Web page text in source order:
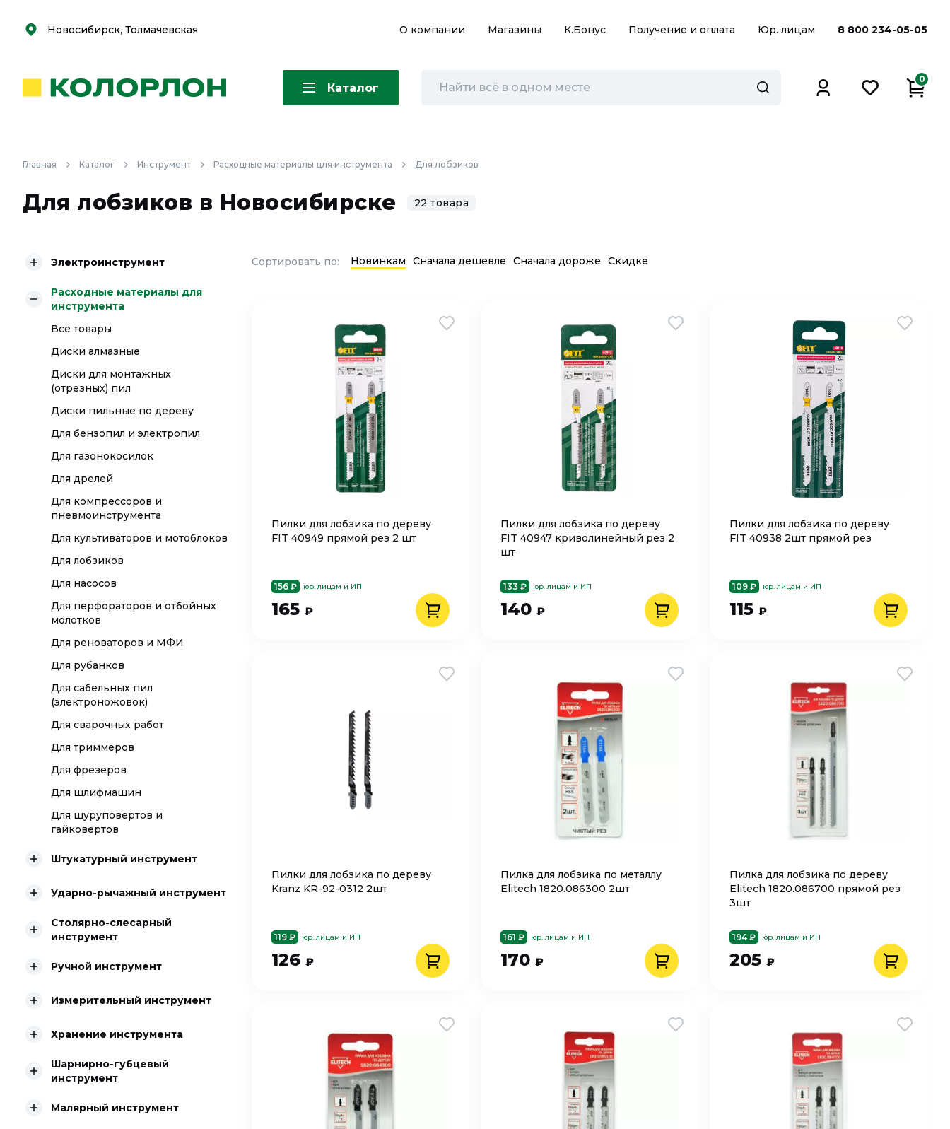
Скоро
Скоро
Новосибирск, Толмачевская О компании Магазины К.Бонус Получение и оплата Юр. лицам 8 800 234-05-05
Каталог
0
Главная Каталог Инструмент Расходные материалы для инструмента Для лобзиков
Для лобзиков в Новосибирске 22 товара
Электроинструмент
Расходные материалы для
инструмента
Все товары
Диски алмазные
Диски для монтажных
(отрезных) пил
Диски пильные по дереву
Для бензопил и электропил
Для газонокосилок
Для дрелей
Для компрессоров и
пневмоинструмента
Для культиваторов и мотоблоков
Для лобзиков
Для насосов
Для перфораторов и отбойных
молотков
Для реноваторов и МФИ
Для рубанков
Для сабельных пил
(электроножовок)
Для сварочных работ
Для триммеров
Для фрезеров
Для шлифмашин
Для шуруповертов и
гайковертов
Штукатурный инструмент
Ударно-рычажный инструмент
Столярно-слесарный
инструмент
Ручной инструмент
Измерительный инструмент
Хранение инструмента
Шарнирно-губцевый
инструмент
Малярный инструмент
Сортировать по: Новинкам Сначала дешевле Сначала дороже Скидке
Пилки для лобзика по дереву
FIT 40949 прямой рез 2 шт
156 ₽ юр. лицам и ИП
165 ₽
Пилки для лобзика по дереву
FIT 40947 криволинейный рез 2
шт
133 ₽ юр. лицам и ИП
140 ₽
Пилки для лобзика по дереву
FIT 40938 2шт прямой рез
109 ₽ юр. лицам и ИП
115 ₽
Пилки для лобзика по дереву
Kranz KR-92-0312 2шт
119 ₽ юр. лицам и ИП
126 ₽
Пилка для лобзика по металлу
Elitech 1820.086300 2шт
161 ₽ юр. лицам и ИП
170 ₽
Пилка для лобзика по дереву
Elitech 1820.086700 прямой рез
3шт
194 ₽ юр. лицам и ИП
205 ₽